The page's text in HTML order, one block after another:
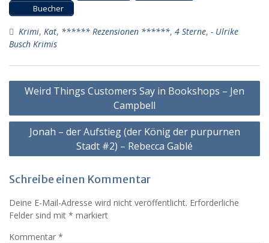
Buecher
Krimi, Kat, ****** Rezensionen ******, 4 Sterne, - Ulrike
Busch Krimis
Beitragsnavigation
Weird Things Customers Say in Bookshops – Jen
Campbell
Jonah – der Aufstieg (der König der purpurnen
Stadt #2) – Rebecca Gablé
Schreibe einen Kommentar
Deine E-Mail-Adresse wird nicht veröffentlicht. Erforderliche
Felder sind mit * markiert
Kommentar *